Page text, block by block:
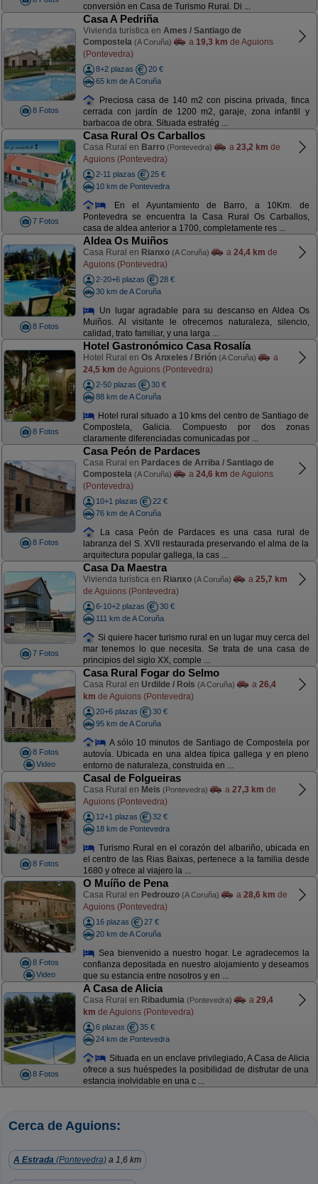
conversión en Casa de Turismo Rural. Di ...
8 Fotos
Casa A Pedriña
Vivienda turística en Ames / Santiago de
Compostela (A Coruña) a 19,3 km de Aguions
(Pontevedra)
8+2 plazas
20 €
65 km de A Coruña
Preciosa casa de 140 m2 con piscina privada, finca
cerrada con jardín de 1200 m2, garaje, zona infantil y
barbacoa de obra. Situada estratég ...
7 Fotos
Casa Rural Os Carballos
Casa Rural en Barro (Pontevedra) a 23,2 km de
Aguions (Pontevedra)
2-11 plazas
25 €
10 km de Pontevedra
En el Ayuntamiento de Barro, a 10Km. de
Pontevedra se encuentra la Casa Rural Os Carballos,
casa de aldea anterior a 1700, completamente res ...
8 Fotos
Aldea Os Muiños
Casa Rural en Rianxo (A Coruña) a 24,4 km de
Aguions (Pontevedra)
2-20+6 plazas
28 €
30 km de A Coruña
Un lugar agradable para su descanso en Aldea Os
Muiños. Al visitante le ofrecemos naturaleza, silencio,
calidad, trato familiar, y una larga ...
8 Fotos
Hotel Gastronómico Casa Rosalía
Hotel Rural en Os Anxeles / Brión (A Coruña)
a
24,5 km de Aguions (Pontevedra)
2-50 plazas
30 €
88 km de A Coruña
Hotel rural situado a 10 kms del centro de Santiago de
Compostela, Galicia. Compuesto por dos zonas
claramente diferenciadas comunicadas por ...
8 Fotos
Casa Peón de Pardaces
Casa Rural en Pardaces de Arriba / Santiago de
Compostela (A Coruña) a 24,6 km de Aguions
(Pontevedra)
10+1 plazas
22 €
76 km de A Coruña
La casa Peón de Pardaces es una casa rural de
labranza del S. XVII restaurada preservando el alma de la
arquitectura popular gallega, la cas ...
7 Fotos
Casa Da Maestra
Vivienda turística en Rianxo (A Coruña) a 25,7 km
de Aguions (Pontevedra)
6-10+2 plazas
30 €
111 km de A Coruña
Si quiere hacer turismo rural en un lugar muy cerca del
mar tenemos lo que necesita. Se trata de una casa de
principios del siglo XX, comple ...
8 Fotos
Video
Casa Rural Fogar do Selmo
Casa Rural en Urdilde / Rois (A Coruña) a 26,4
km de Aguions (Pontevedra)
20+6 plazas
30 €
95 km de A Coruña
A sólo 10 minutos de Santiago de Compostela por
autovía. Ubicada en una aldea típica gallega y en pleno
entorno de naturaleza, construida en ...
8 Fotos
Casal de Folgueiras
Casa Rural en Meis (Pontevedra) a 27,3 km de
Aguions (Pontevedra)
12+1 plazas
32 €
18 km de Pontevedra
Turismo Rural en el corazón del albariño, ubicada en
el centro de las Rias Baixas, pertenece a la familia desde
1680 y ofrece al viajero la ...
8 Fotos
Video
O Muíño de Pena
Casa Rural en Pedrouzo (A Coruña) a 28,6 km de
Aguions (Pontevedra)
16 plazas
27 €
20 km de A Coruña
Sea bienvenido a nuestro hogar. Le agradecemos la
confianza depositada en nuestro alojamiento y deseamos
que su estancia entre nosotros y en ...
8 Fotos
A Casa de Alicia
Casa Rural en Ribadumia (Pontevedra) a 29,4
km de Aguions (Pontevedra)
6 plazas
35 €
24 km de Pontevedra
Situada en un enclave privilegiado, A Casa de Alicia
ofrece a sus huéspedes la posibilidad de disfrutar de una
estancia inolvidable en una c ...
Cerca de Aguions:
A Estrada (Pontevedra) a 1,6 km